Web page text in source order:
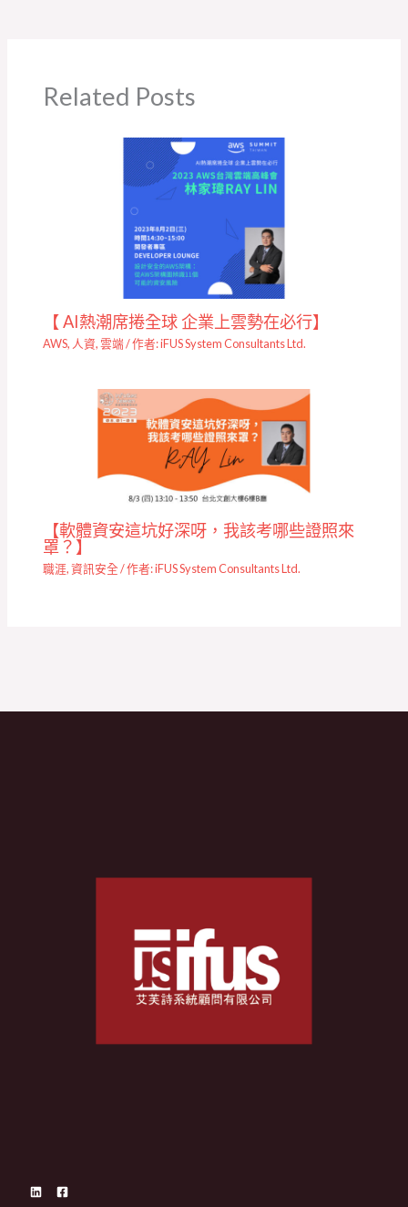
Related Posts
【 AI熱潮席捲全球 企業上雲勢在必行】
AWS, 人資,雲端/ 作者:iFUS System Consultants Ltd.
【軟體資安這坑好深呀，我該考哪些證照來
罩？】
職涯,資訊安全/ 作者:iFUS System Consultants Ltd.